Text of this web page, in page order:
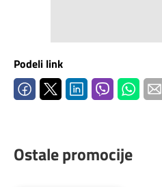
Podeli link
Ostale promocije